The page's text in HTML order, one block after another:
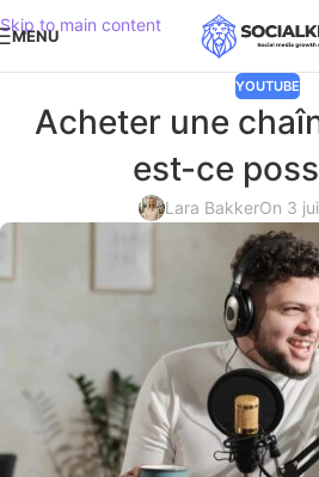
Skip to main content
MENU
YOUTUBE
Acheter une
est-ce
Lara BakkerOn 3